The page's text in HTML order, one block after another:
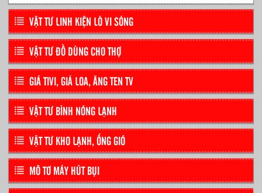
VẬT TƯ LINH KIỆN LÒ VI SÓNG
VẬT TƯ ĐỒ DÙNG CHO THỢ
GIÁ TIVI, GIÁ LOA, ĂNG TEN TV
VẬT TƯ BÌNH NÓNG LẠNH
VẬT TƯ KHO LẠNH, ỐNG GIÓ
MÔ TƠ MÁY HÚT BỤI